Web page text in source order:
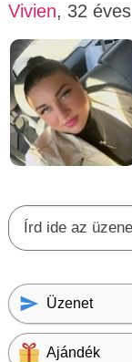
Vivien, 32 éves
Üzenet
Ajándék